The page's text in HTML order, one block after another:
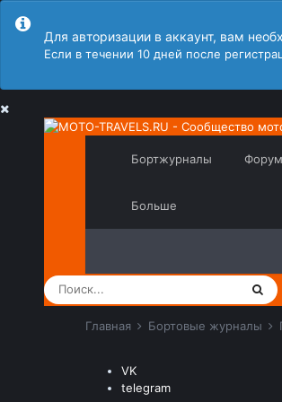
Для авторизации в аккаунт, вам
Если в течении 10 дней после
Бортжурналы
Больше
Главная Бортовые журналы
VK
telegram